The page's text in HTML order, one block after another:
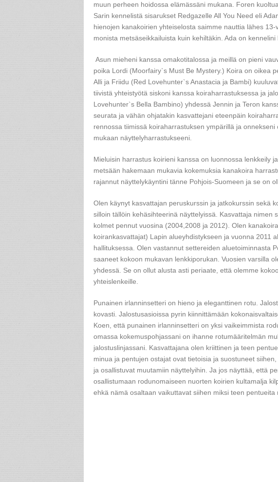
muun perheen hoidossa elämässäni mukana. Foren
Sarin kennelistä sisarukset Redgazelle All You Need eli
hienojen kanakoirien yhteiselosta saimme nauttia lähes
monista metsäseikkailuista kuin kehiltäkin. Ada on
Asun mieheni kanssa omakotitalossa ja meillä on pieni
poika Lordi (Moorfairy`s Must Be Mystery.) Koira on oikea
Alli ja Friidu (Red Lovehunter`s Anastacia ja Bambi)
tiivistä yhteistyötä siskoni kanssa koiraharrastuksessa ja
Lovehunter`s Bella Bambino) yhdessä Jennin ja Teron
seurata ja vähän ohjatakin kasvattejani eteenpäin
rennossa tiimissä koiraharrastuksen ympärillä ja
mukaan näyttelyharrastukseeni.
Mieluisin harrastus koirieni kanssa on luonnossa lenkkeily
metsään hakemaan mukavia kokemuksia kanakoira
rajannut näyttelykäyntini tänne Pohjois-Suomeen ja se on
Olen käynyt kasvattajan peruskurssin ja jatkokurssin sekä
silloin tällöin kehäsihteerinä näyttelyissä. Kasvattaja
kolmet pennut vuosina (2004,2008 ja 2012). Olen
koirankasvattajat) Lapin alueyhdistykseen ja vuonna 2011
hallituksessa. Olen vastannut settereiden aluetoiminnasta
saaneet kokoon mukavan lenkkiporukan. Vuosien varsilla
yhdessä. Se on ollut alusta asti periaate, että olemme
yhteislenkeille.
Punainen irlanninsetteri on hieno ja eleganttinen rotu.
kovasti. Jalostusasioissa pyrin kiinnittämään
Koen, että punainen irlanninsetteri on yksi vaikeimmista
omassa kokemuspohjassani on ihanne rotumääritelmän
jalostuslinjassani. Kasvattajana olen kriittinen ja teen
minua ja pentujen ostajat ovat tietoisia ja suostuneet
ja osallistuvat muutamiin näyttelyihin. Ja jos näyttää, että
osallistumaan rodunomaiseen nuorten koirien kultamalja
ehkä nämä osaltaan vaikuttavat siihen miksi teen pentueita